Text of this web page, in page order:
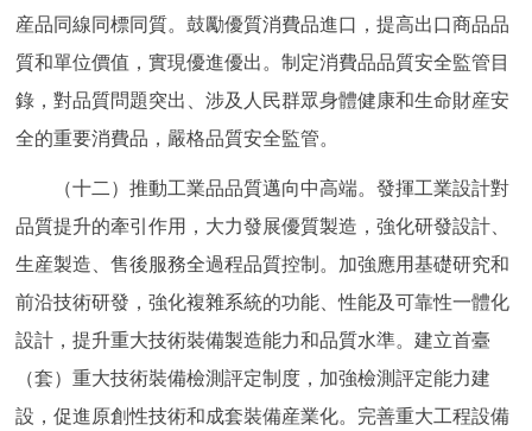
産品同線同標同質。鼓勵優質消費品進口，提高出口商品品
質和單位價值，實現優進優出。制定消費品品質安全監管目
錄，對品質問題突出、涉及人民群眾身體健康和生命財産安
全的重要消費品，嚴格品質安全監管。
（十二）推動工業品品質邁向中高端。發揮工業設計對
品質提升的牽引作用，大力發展優質製造，強化研發設計、
生産製造、售後服務全過程品質控制。加強應用基礎研究和
前沿技術研發，強化複雜系統的功能、性能及可靠性一體化
設計，提升重大技術裝備製造能力和品質水準。建立首臺
（套）重大技術裝備檢測評定制度，加強檢測評定能力建
設，促進原創性技術和成套裝備産業化。完善重大工程設備